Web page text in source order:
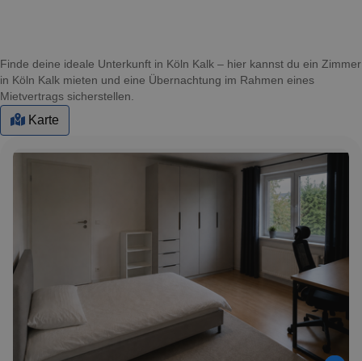
Finde deine ideale Unterkunft in Köln Kalk – hier kannst du ein Zimmer
in Köln Kalk mieten und eine Übernachtung im Rahmen eines
Mietvertrags sicherstellen.
Karte